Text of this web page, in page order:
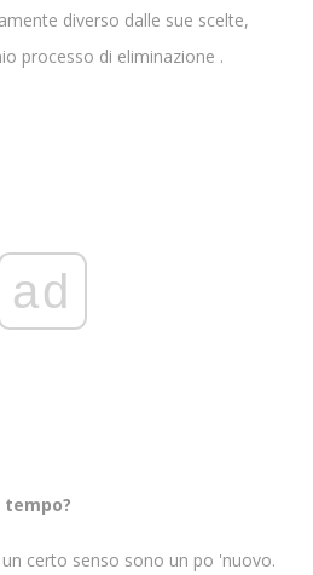
diverso dalle sue scelte,
processo di eliminazione .
ad
tempo?
un certo senso sono un po 'nuovo.